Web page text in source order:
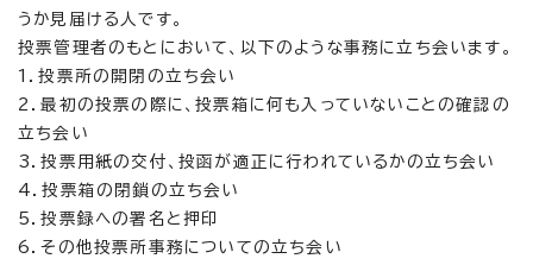
うか見届ける人です。
投票管理者のもとにおいて、以下のような事務に立ち会います。
1．投票所の開閉の立ち会い
2．最初の投票の際に、投票箱に何も入っていないことの確認の
立ち会い
3．投票用紙の交付、投函が適正に行われているかの立ち会い
4．投票箱の閉鎖の立ち会い
5．投票録への署名と押印
6．その他投票所事務についての立ち会い